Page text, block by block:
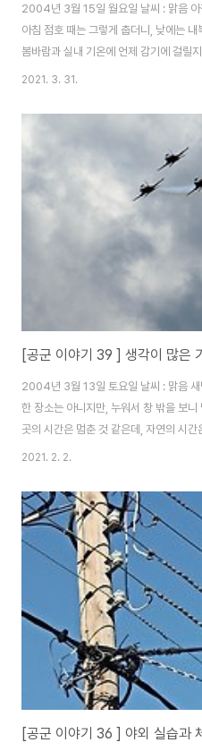
2004년 3월 15일 월요일 날씨 : 맑음 아
아침 점호 때는 그렇게 춥더니, 낮에는
봄바람과 실내 기온에 언제 감기에 걸릴
가 있다고 한다 구레나룻은 없어야 하고,
면 시간에 모두 거울에 보이는 대로 면도
각선으로 잘려 있었다 멋을 내는 곳도 아
곳에서 흠이 될 것은 아니지만, 사회였
다듬었을 것이고, 결과적으로 이런 모습
2021. 3. 31.
[공군 이야기 39 ] 생각이 많은
2004년 3월 13일 토요일 날씨 : 맑음 새
한 장소는 아니지만, 누워서 창 밖을 보니
곳의 시간은 멈춘 것 같은데, 자연의 시
상 5분 전, 점호 복장에 대해 방송을 하는
소리가 커도 일어나지 않고, 휴대폰 알람
서는 마이크를 손가락으로 툭툭 치는 소
를 했는데, 왜 했는지는 기억 안 난다 그
에서는 뭐든 첫 번째로 해 봐야 좋을 게
2021. 2. 2.
[공군 이야기 36 ] 야외 실습과